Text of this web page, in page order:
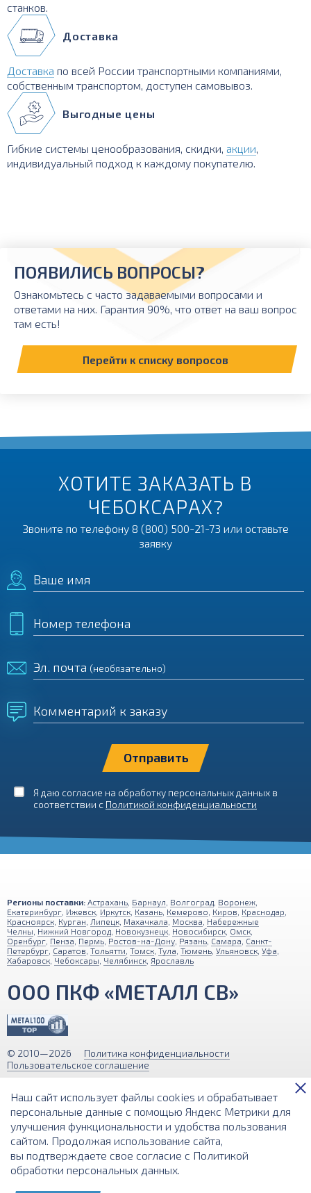
станков.
Доставка
Доставка по всей России транспортными компаниями,
собственным транспортом, доступен самовывоз.
Выгодные цены
Гибкие системы ценообразования, скидки, акции,
индивидуальный подход к каждому покупателю.
ХОТИТЕ ЗАКАЗАТЬ В
ЧЕБОКСАРАХ?
Звоните по телефону 8 (800) 500-21-73 или оставьте
заявку
Ваше имя
Номер телефона
Эл. почта (необязательно)
Комментарий к заказу
Я даю согласие на обработку персональных данных в
соответствии с Политикой конфиденциальности
ПОЯВИЛИСЬ ВОПРОСЫ?
Ознакомьтесь с часто задаваемыми вопросами и
ответами на них. Гарантия 90%, что ответ на ваш вопрос
там есть!
Перейти к списку вопросов
Регионы поставки: Астрахань Барнаул Волгоград Воронеж
Екатеринбург Ижевск Иркутск Казань Кемерово Киров Краснодар
Красноярск Курган Липецк Махачкала Москва Набережные
Челны Нижний Новгород Новокузнецк Новосибирск Омск
Оренбург Пенза Пермь Ростов-на-Дону Рязань Самара Санкт-
Петербург Саратов Тольятти Томск Тула Тюмень Ульяновск Уфа
Хабаровск Чебоксары Челябинск Ярославль
ООО ПКФ «МЕТАЛЛ СВ»
© 2010—2026
Политика конфиденциальности
Пользовательское соглашение
на этом интернет-сайте носит исключительно информационный
характер и ни при каких условиях не является публичной офертой,
определяемой положениями Статьи 437 (2) Гражданского кодекса РФ.
Разработка и поддержка сайта
Наш сайт использует файлы cookies и обрабатывает
персональные данные с помощью Яндекс Метрики для
улучшения функциональности и удобства пользования
сайтом. Продолжая использование сайта,
вы подтверждаете свое согласие с Политикой
обработки персональных данных.